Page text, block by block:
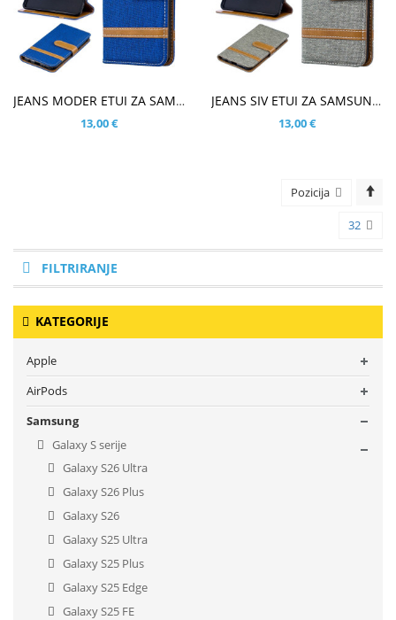
JEANS MODER ETUI ZA SAMSUNG GALAXY A40
13,00 €
JEANS SIV ETUI ZA SAMSUNG GALAXY A40
13,00 €
Pozicija
32
FILTRIRANJE
KATEGORIJE
Apple
AirPods
Samsung
Galaxy S serije
Galaxy S26 Ultra
Galaxy S26 Plus
Galaxy S26
Galaxy S25 Ultra
Galaxy S25 Plus
Galaxy S25 Edge
Galaxy S25 FE